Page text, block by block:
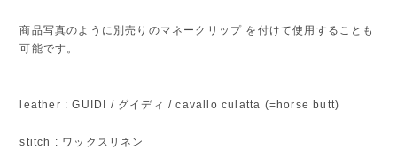
商品写真のように別売りのマネークリップ を付けて使用することも
可能です。
leather : GUIDI / グイディ / cavallo culatta (=horse butt)
stitch : ワックスリネン